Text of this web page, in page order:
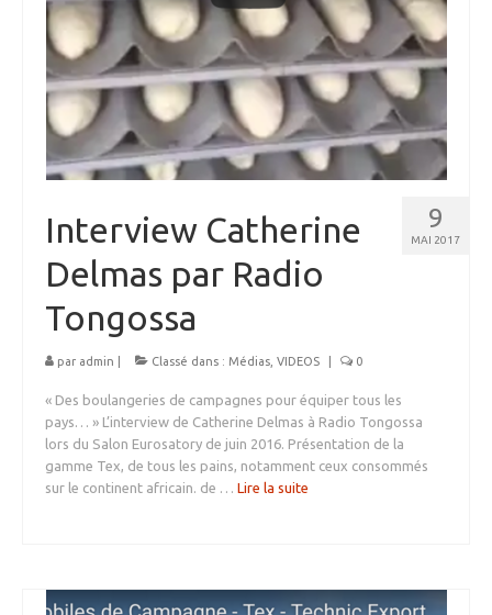
9
MAI 2017
Interview Catherine
Delmas par Radio
Tongossa
par admin Classé dans : Médias VIDEOS 0
« Des boulangeries de campagnes pour équiper tous les
pays… » L’interview de Catherine Delmas à Radio Tongossa
lors du Salon Eurosatory de juin 2016. Présentation de la
gamme Tex, de tous les pains, notamment ceux consommés
sur le continent africain. de … Lire la suite­­